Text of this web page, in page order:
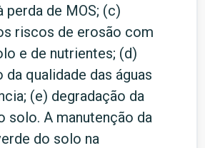
perda de MOS; (c)
riscos de erosão com
e de nutrientes; (d)
da qualidade das águas
(e) degradação da
solo. A manutenção da
do solo na